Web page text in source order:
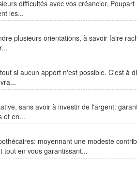
difficultés avec vos créancier.
les...
plusieurs orientations, à savoir faire
si aucun apport n'est possible. C'est à
sans avoir à investir de l'argent:
et en...
moyennant une modeste
tout en vous garantissant...